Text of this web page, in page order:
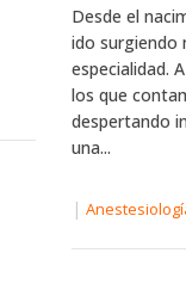
Desde el
ido surgiendo
especialidad.
los que
despertando
una...
|